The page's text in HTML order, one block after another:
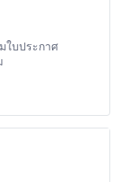
ใบประกาศ